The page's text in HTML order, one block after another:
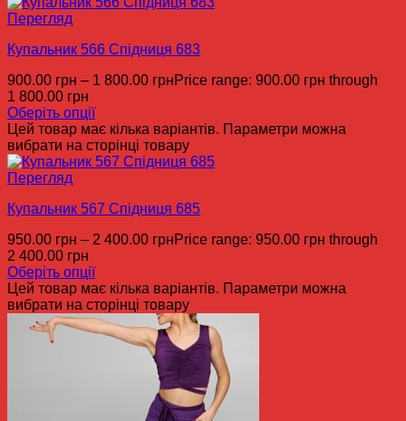
Перегляд
Купальник 566 Спідниця 683
900.00 грн – 1 800.00 грнPrice range: 900.00 грн through
1 800.00 грн
Оберіть опції
Цей товар має кілька варіантів. Параметри можна
вибрати на сторінці товару
Перегляд
Купальник 567 Спідниця 685
950.00 грн – 2 400.00 грнPrice range: 950.00 грн through
2 400.00 грн
Оберіть опції
Цей товар має кілька варіантів. Параметри можна
вибрати на сторінці товару